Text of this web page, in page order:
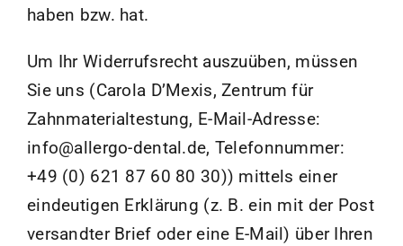
haben bzw. hat.
Um Ihr Widerrufsrecht auszuüben, müssen
Sie uns (Carola D’Mexis, Zentrum für
Zahnmaterialtestung, E-Mail-Adresse:
info@allergo-dental.de, Telefonnummer:
+49 (0) 621 87 60 80 30)) mittels einer
eindeutigen Erklärung (z. B. ein mit der Post
versandter Brief oder eine E-Mail) über Ihren